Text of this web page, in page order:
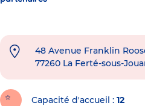
48 Avenue Franklin
77260 La Ferté-sous-
Capacité d'accueil 12